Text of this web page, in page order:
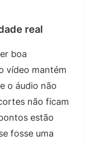
real
boa
vídeo mantém
o áudio não
não ficam
estão
fosse uma